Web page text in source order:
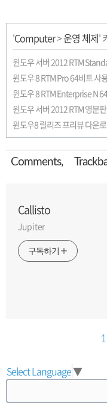
'Computer>운영 체제'
윈도우 서버 2012 RTM
윈도우 8 RTM Pro 64비트 사
윈도우 8 RTM Enterprise N
윈도우 서버 2012 RTM 영문
윈도우8 릴리즈 프리뷰 다운
Comments,
Callisto
Jupiter
구독하기
1
Select Language▼